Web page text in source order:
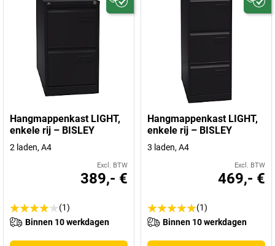
Hangmappenkast LIGHT,
enkele rij – BISLEY
2 laden, A4
Excl. BTW
389,- €
(1)
Binnen 10 werkdagen
Hangmappenkast LIGHT,
enkele rij – BISLEY
3 laden, A4
Excl. BTW
469,- €
(1)
Binnen 10 werkdagen